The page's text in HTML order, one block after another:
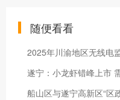
随便看看
2025年川渝地区无线电
遂宁：小龙虾错峰上市
船山区与遂宁高新区“区